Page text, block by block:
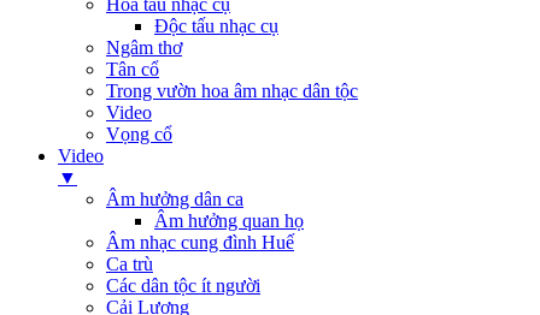
Hòa tấu nhạc cụ
Độc tấu nhạc cụ
Ngâm thơ
Tân cổ
Trong vườn hoa âm nhạc dân tộc
Video
Vọng cổ
Video
▼
Âm hưởng dân ca
Âm hưởng quan họ
Âm nhạc cung đình Huế
Ca trù
Các dân tộc ít người
Cải Lương